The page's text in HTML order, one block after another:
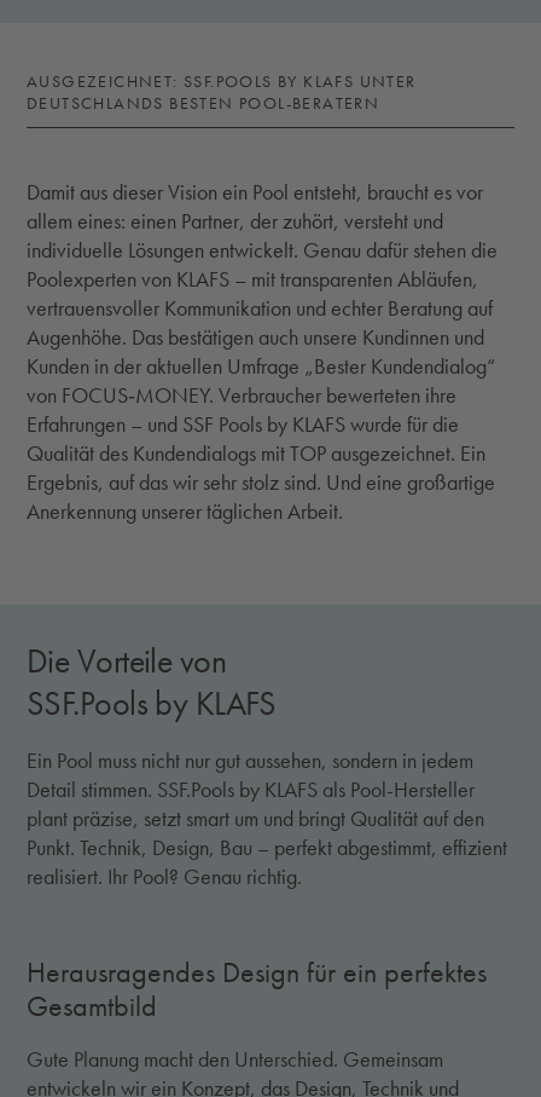
AUSGEZEICHNET: SSF.POOLS BY KLAFS UNTER
DEUTSCHLANDS BESTEN POOL-BERATERN
Damit aus dieser Vision ein Pool entsteht, braucht es vor
allem eines: einen Partner, der zuhört, versteht und
individuelle Lösungen entwickelt. Genau dafür stehen die
Poolexperten von KLAFS – mit transparenten Abläufen,
vertrauensvoller Kommunikation und echter Beratung auf
Augenhöhe. Das bestätigen auch unsere Kundinnen und
Kunden in der aktuellen Umfrage „Bester Kundendialog“
von FOCUS‑MONEY. Verbraucher bewerteten ihre
Erfahrungen – und SSF Pools by KLAFS wurde für die
Qualität des Kundendialogs mit TOP ausgezeichnet. Ein
Ergebnis, auf das wir sehr stolz sind. Und eine großartige
Anerkennung unserer täglichen Arbeit.
Die Vorteile von
SSF.Pools by KLAFS
Ein Pool muss nicht nur gut aussehen, sondern in jedem
Detail stimmen. SSF.Pools by KLAFS als Pool-Hersteller
plant präzise, setzt smart um und bringt Qualität auf den
Punkt. Technik, Design, Bau – perfekt abgestimmt, effizient
realisiert. Ihr Pool? Genau richtig.
Herausragendes Design für ein perfektes
Gesamtbild
Gute Planung macht den Unterschied. Gemeinsam
entwickeln wir ein Konzept, das Design, Technik und